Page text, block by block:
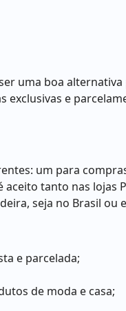
uma boa
e
um para
aceito tanto nas
seja no Brasil ou
e parcelada;
de moda e casa;